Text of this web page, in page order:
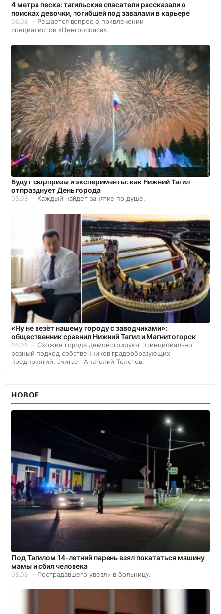
4 метра песка: тагильские спасатели рассказали о
поисках девочки, погибшей под завалами в карьере
06.08
Решается вопрос о привлечении
специалистов «Центроспаса».
Будут сюрпризы и эксперименты: как Нижний Тагил
отпразднует День города
05.08 Каждый найдет занятие по душе.
«Ну не везёт нашему городу с заводчиками»:
общественник сравнил Нижний Тагил и Магнитогорск
05.08
Схожие города демонстрируют принципиально
разный подход собственников градообразующих
предприятий, считает Анатолий Толстов.
НОВОЕ
Под Тагилом 14-летний парень взял покататься машину
мамы и сбил человека
08.08 Пострадавшего увезли в больницу.